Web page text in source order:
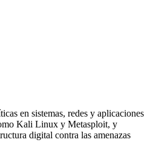
en sistemas, redes y aplicaciones
Kali Linux y Metasploit, y
digital contra las amenazas